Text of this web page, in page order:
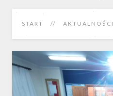
START AKTUALNOŚCI